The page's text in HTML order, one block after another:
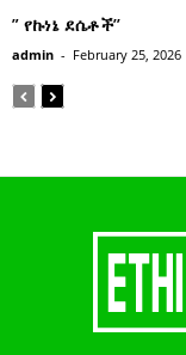
” የኩነኔ ደሴቶች’’
admin - February 25, 2026